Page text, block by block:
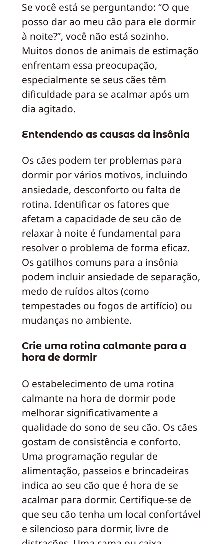
Se você está se perguntando: “O que
posso dar ao meu cão para ele dormir
à noite?”, você não está sozinho.
Muitos donos de animais de estimação
enfrentam essa preocupação,
especialmente se seus cães têm
dificuldade para se acalmar após um
dia agitado.
Entendendo as causas da insônia
Os cães podem ter problemas para
dormir por vários motivos, incluindo
ansiedade, desconforto ou falta de
rotina. Identificar os fatores que
afetam a capacidade de seu cão de
relaxar à noite é fundamental para
resolver o problema de forma eficaz.
Os gatilhos comuns para a insônia
podem incluir ansiedade de separação,
medo de ruídos altos (como
tempestades ou fogos de artifício) ou
mudanças no ambiente.
Crie uma rotina calmante para a
hora de dormir
O estabelecimento de uma rotina
calmante na hora de dormir pode
melhorar significativamente a
qualidade do sono de seu cão. Os cães
gostam de consistência e conforto.
Uma programação regular de
alimentação, passeios e brincadeiras
indica ao seu cão que é hora de se
acalmar para dormir. Certifique-se de
que seu cão tenha um local confortável
e silencioso para dormir, livre de